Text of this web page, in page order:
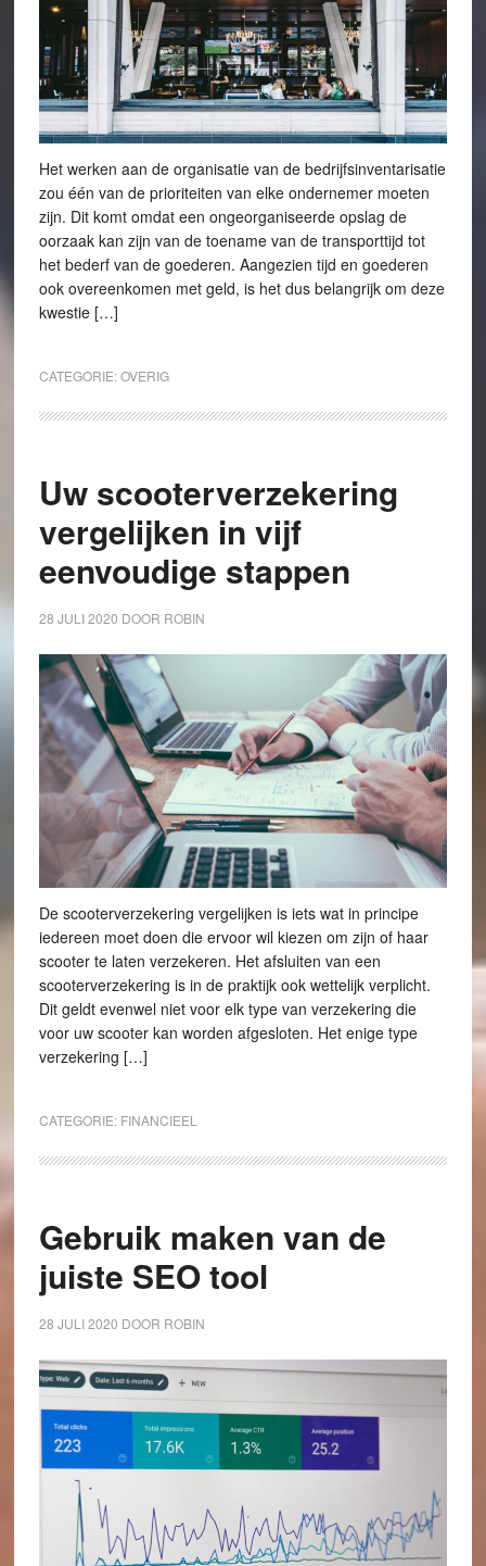
Het werken aan de organisatie van de bedrijfsinventarisatie
zou één van de prioriteiten van elke ondernemer moeten
zijn. Dit komt omdat een ongeorganiseerde opslag de
oorzaak kan zijn van de toename van de transporttijd tot
het bederf van de goederen. Aangezien tijd en goederen
ook overeenkomen met geld, is het dus belangrijk om deze
kwestie […]
CATEGORIE:OVERIG
Uw scooterverzekering
vergelijken in vijf
eenvoudige stappen
28 JULI 2020 DOOR ROBIN
De scooterverzekering vergelijken is iets wat in principe
iedereen moet doen die ervoor wil kiezen om zijn of haar
scooter te laten verzekeren. Het afsluiten van een
scooterverzekering is in de praktijk ook wettelijk verplicht.
Dit geldt evenwel niet voor elk type van verzekering die
voor uw scooter kan worden afgesloten. Het enige type
verzekering […]
CATEGORIE: FINANCIEEL
Gebruik maken van de
juiste SEO tool
28 JULI 2020 DOOR ROBIN